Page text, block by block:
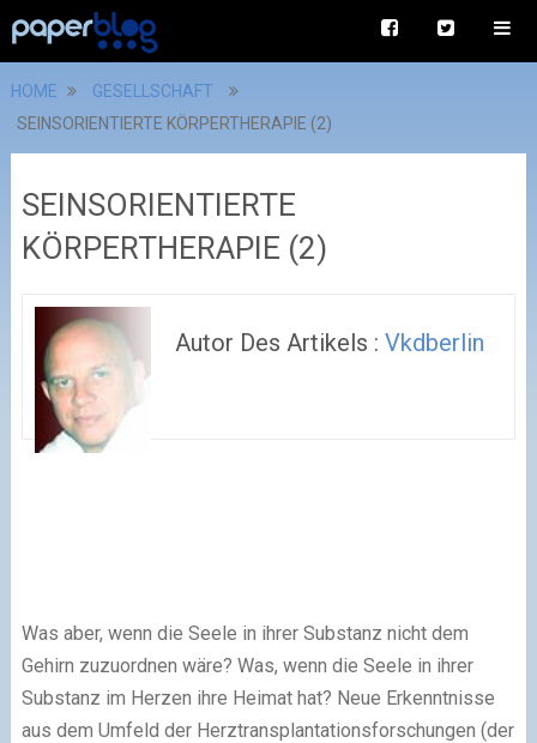
HOME
GESELLSCHAFT
SEINSORIENTIERTE KÖRPERTHERAPIE (2)
SEINSORIENTIERTE
KÖRPERTHERAPIE (2)
Autor Des Artikels :Vkdberlin
Was aber, wenn die Seele in ihrer Substanz nicht dem
Gehirn zuzuordnen wäre? Was, wenn die Seele in ihrer
Substanz im Herzen ihre Heimat hat? Neue Erkenntnisse
aus dem Umfeld der Herztransplantationsforschungen (der